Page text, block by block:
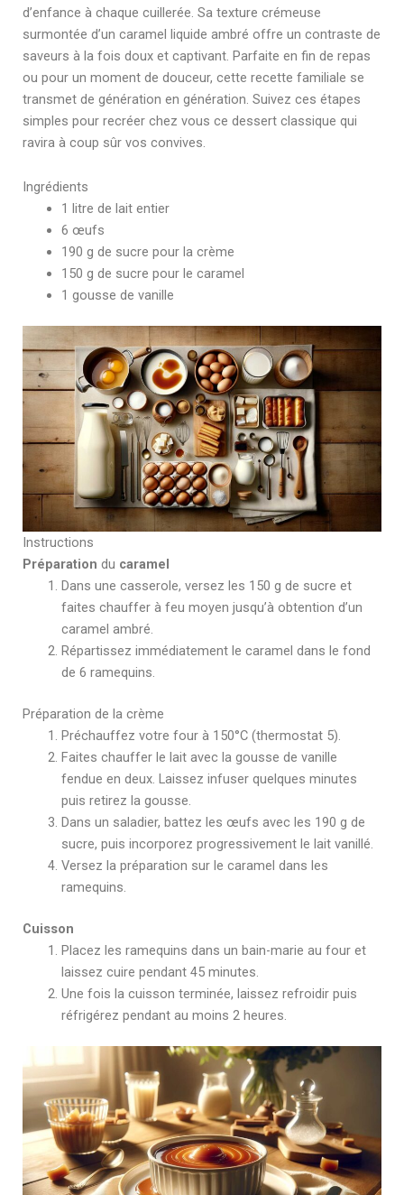
d’enfance à chaque cuillerée. Sa texture crémeuse
surmontée d’un caramel liquide ambré offre un contraste de
saveurs à la fois doux et captivant. Parfaite en fin de repas
ou pour un moment de douceur, cette recette familiale se
transmet de génération en génération. Suivez ces étapes
simples pour recréer chez vous ce dessert classique qui
ravira à coup sûr vos convives.
Ingrédients
1 litre de lait entier
6 œufs
190 g de sucre pour la crème
150 g de sucre pour le caramel
1 gousse de vanille
Instructions
Préparation du caramel
Dans une casserole, versez les 150 g de sucre et
faites chauffer à feu moyen jusqu’à obtention d’un
caramel ambré.
Répartissez immédiatement le caramel dans le fond
de 6 ramequins.
Préparation de la crème
Préchauffez votre four à 150°C (thermostat 5).
Faites chauffer le lait avec la gousse de vanille
fendue en deux. Laissez infuser quelques minutes
puis retirez la gousse.
Dans un saladier, battez les œufs avec les 190 g de
sucre, puis incorporez progressivement le lait vanillé.
Versez la préparation sur le caramel dans les
ramequins.
Cuisson
Placez les ramequins dans un bain-marie au four et
laissez cuire pendant 45 minutes.
Une fois la cuisson terminée, laissez refroidir puis
réfrigérez pendant au moins 2 heures.